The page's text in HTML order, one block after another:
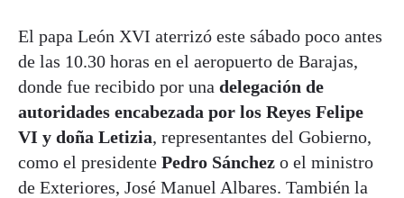
El papa León XVI aterrizó este sábado poco antes
de las 10.30 horas en el aeropuerto de Barajas,
donde fue recibido por una delegación de
autoridades encabezada por los Reyes Felipe
VI y doña Letizia, representantes del Gobierno,
como el presidente Pedro Sánchez o el ministro
de Exteriores, José Manuel Albares. También la